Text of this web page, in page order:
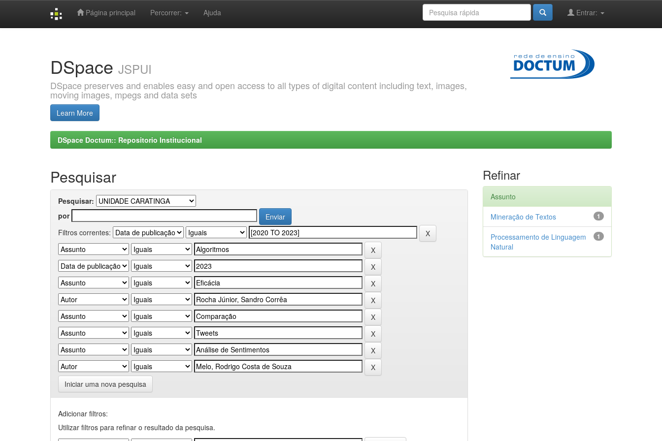
Página principal Percorrer: Ajuda Entrar:
DSpace JSPUI
DSpace preserves and enables easy and open access to all types of digital content including text, images,
moving images, mpegs and data sets
Learn More
DSpace Doctum:: Repositorio Institucional
Pesquisar
Pesquisar:
por
Filtros correntes:
Iniciar uma nova pesquisa
Adicionar filtros:
Utilizar filtros para refinar o resultado da pesquisa.
Refinar
Assunto
1
Mineração de Textos
1
Processamento de Linguagem
Natural